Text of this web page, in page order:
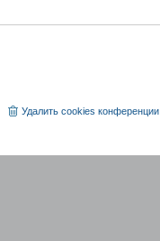
Удалить cookies конференции